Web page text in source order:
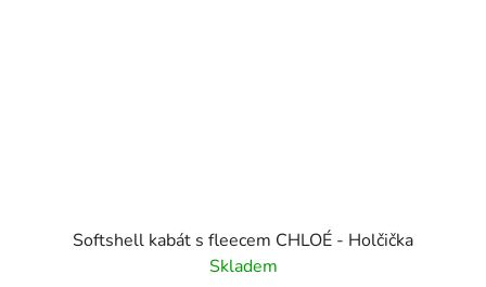
Softshell kabát s fleecem CHLOÉ - Holčička
Skladem